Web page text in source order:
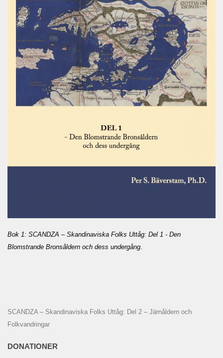
Bok 1: SCANDZA – Skandinaviska Folks Uttåg: Del 1 - Den
Blomstrande Bronsåldern och dess undergång.
SCANDZA – Skandinaviska Folks Uttåg: Del 2 – Järnåldern och
Folkvandringar
DONATIONER